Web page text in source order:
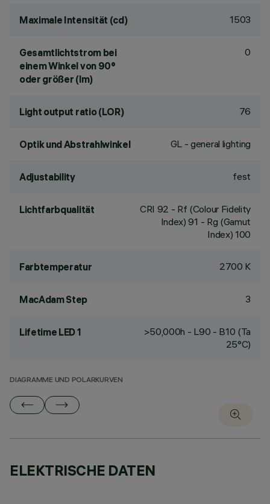
Maximale Intensität (cd) 1503
Gesamtlichtstrom bei
einem Winkel von 90°
oder größer (lm)
0
Light output ratio (LOR) 76
Optik und Abstrahlwinkel GL - general lighting
Adjustability fest
Lichtfarbqualität CRI 92 - Rf (Colour Fidelity
Index) 91 - Rg (Gamut
Index) 100
Farbtemperatur 2700 K
MacAdam Step 3
Lifetime LED 1
>50,000h - L90 - B10 (Ta
25°C)
DIAGRAMME UND POLARKURVEN
ELEKTRISCHE DATEN